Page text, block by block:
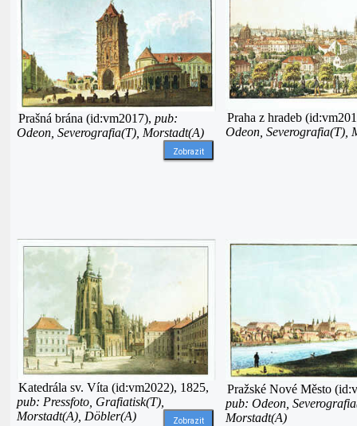
Prašná brána (id:vm2017), pub:
Odeon, Severografia(T), Morstadt(A)
Zobrazit
Praha z hradeb
Odeon, Severografia(T),
Katedrála sv. Víta (id:vm2022), 1825,
pub: Pressfoto, Grafiatisk(T),
Morstadt(A), Döbler(A)
Zobrazit
Pražské Nové Město
pub: Odeon,
Morstadt(A)